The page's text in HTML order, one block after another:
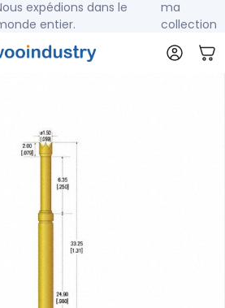
expédions dans le
entier.
ma
collection